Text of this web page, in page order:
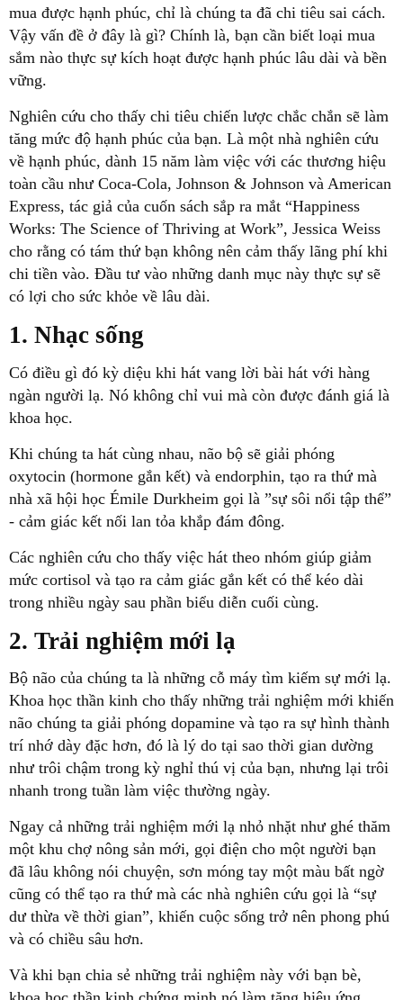
mua được hạnh phúc, chỉ là chúng ta đã chi tiêu sai cách.
Vậy vấn đề ở đây là gì? Chính là, bạn cần biết loại mua
sắm nào thực sự kích hoạt được hạnh phúc lâu dài và bền
vững.
Nghiên cứu cho thấy chi tiêu chiến lược chắc chắn sẽ làm
tăng mức độ hạnh phúc của bạn. Là một nhà nghiên cứu
về hạnh phúc, dành 15 năm làm việc với các thương hiệu
toàn cầu như Coca-Cola, Johnson & Johnson và American
Express, tác giả của cuốn sách sắp ra mắt “Happiness
Works: The Science of Thriving at Work”, Jessica Weiss
cho rằng có tám thứ bạn không nên cảm thấy lãng phí khi
chi tiền vào. Đầu tư vào những danh mục này thực sự sẽ
có lợi cho sức khỏe về lâu dài.
1. Nhạc sống
Có điều gì đó kỳ diệu khi hát vang lời bài hát với hàng
ngàn người lạ. Nó không chỉ vui mà còn được đánh giá là
khoa học.
Khi chúng ta hát cùng nhau, não bộ sẽ giải phóng
oxytocin (hormone gắn kết) và endorphin, tạo ra thứ mà
nhà xã hội học Émile Durkheim gọi là ”sự sôi nổi tập thể”
- cảm giác kết nối lan tỏa khắp đám đông.
Các nghiên cứu cho thấy việc hát theo nhóm giúp giảm
mức cortisol và tạo ra cảm giác gắn kết có thể kéo dài
trong nhiều ngày sau phần biểu diễn cuối cùng.
2. Trải nghiệm mới lạ
Bộ não của chúng ta là những cỗ máy tìm kiếm sự mới lạ.
Khoa học thần kinh cho thấy những trải nghiệm mới khiến
não chúng ta giải phóng dopamine và tạo ra sự hình thành
trí nhớ dày đặc hơn, đó là lý do tại sao thời gian dường
như trôi chậm trong kỳ nghỉ thú vị của bạn, nhưng lại trôi
nhanh trong tuần làm việc thường ngày.
Ngay cả những trải nghiệm mới lạ nhỏ nhặt như ghé thăm
một khu chợ nông sản mới, gọi điện cho một người bạn
đã lâu không nói chuyện, sơn móng tay một màu bất ngờ
cũng có thể tạo ra thứ mà các nhà nghiên cứu gọi là “sự
dư thừa về thời gian”, khiến cuộc sống trở nên phong phú
và có chiều sâu hơn.
Và khi bạn chia sẻ những trải nghiệm này với bạn bè,